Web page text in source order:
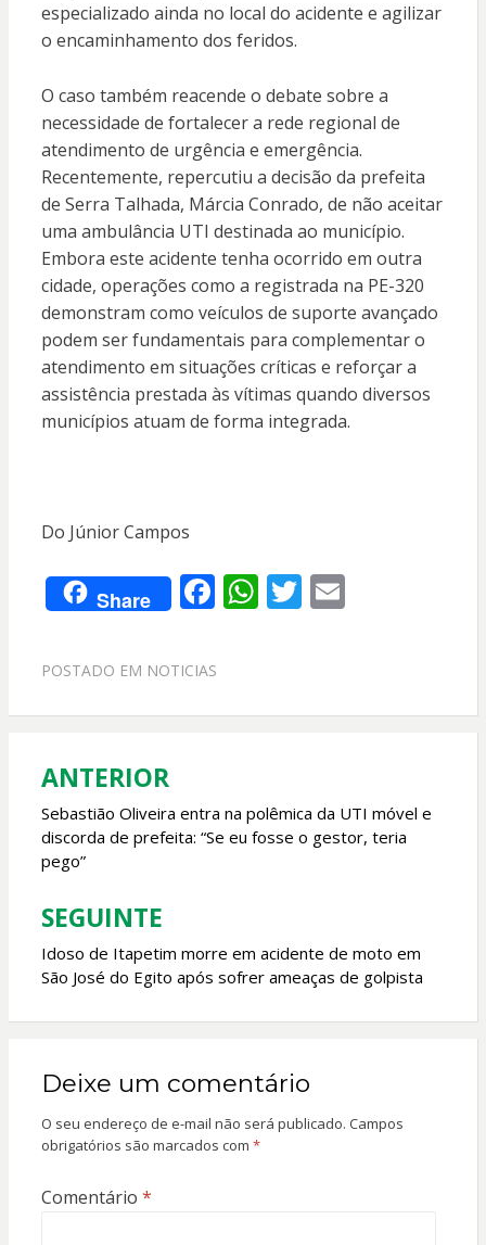
especializado ainda no local do acidente e agilizar
o encaminhamento dos feridos.
O caso também reacende o debate sobre a
necessidade de fortalecer a rede regional de
atendimento de urgência e emergência.
Recentemente, repercutiu a decisão da prefeita
de Serra Talhada, Márcia Conrado, de não aceitar
uma ambulância UTI destinada ao município.
Embora este acidente tenha ocorrido em outra
cidade, operações como a registrada na PE-320
demonstram como veículos de suporte avançado
podem ser fundamentais para complementar o
atendimento em situações críticas e reforçar a
assistência prestada às vítimas quando diversos
municípios atuam de forma integrada.
Do Júnior Campos
Share F
e
o
k
W
A
p
T E
POSTADO EM NOTICIAS
Navegação
de
Post
ANTERIOR
Sebastião Oliveira entra na polêmica da UTI móvel e
discorda de prefeita: “Se eu fosse o gestor, teria
pego”
SEGUINTE
Idoso de Itapetim morre em acidente de moto em
São José do Egito após sofrer ameaças de golpista
Deixe um comentário
O seu endereço de e-mail não será publicado. Campos
obrigatórios são marcados com *
Comentário *